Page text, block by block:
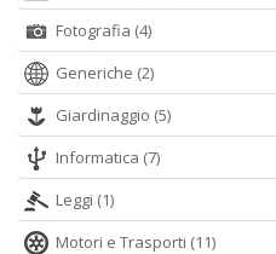
Fotografia (4)
Generiche (2)
Giardinaggio (5)
Informatica (7)
Leggi (1)
Motori e Trasporti (11)